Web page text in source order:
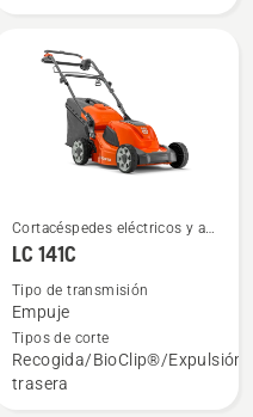
Ver
más
detalles
sobre
LC 141C
Cortacéspedes eléctricos y a
batería
LC 141C
Tipo de transmisión
Empuje
Tipos de corte
Recogida/BioClip®/Expulsión
trasera